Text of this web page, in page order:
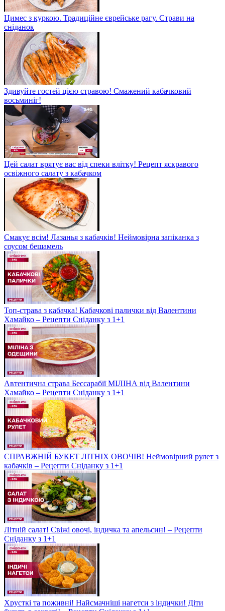
Цимес з куркою. Традиційне єврейське рагу. Страви на
сніданок
Здивуйте гостей цією стравою! Смажений кабачковий
восьминіг!
Цей салат врятує вас від спеки влітку! Рецепт яскравого
освіжного салату з кабачком
Смакує всім! Лазанья з кабачків! Неймовірна запіканка з
соусом бешамель
Топ-страва з кабачка! Кабачкові палички від Валентини
Хамайко – Рецепти Сніданку з 1+1
Автентична страва Бессарабії МІЛІНА від Валентини
Хамайко – Рецепти Сніданку з 1+1
СПРАВЖНІЙ БУКЕТ ЛІТНІХ ОВОЧІВ! Неймовірний рулет з
кабачків – Рецепти Сніданку з 1+1
Літній салат! Свіжі овочі, індичка та апельсин! – Рецепти
Сніданку з 1+1
Хрусткі та поживні! Найсмачніші нагетси з індички! Діти